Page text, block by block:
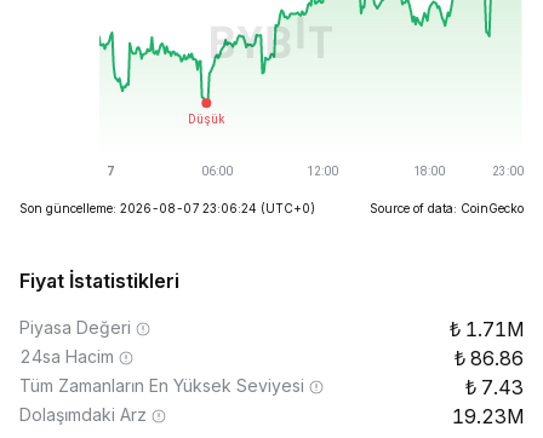
Son güncelleme: 2026-08-07 23:06:24 (UTC+0) Source of data: CoinGecko
Fiyat İstatistikleri
Piyasa Değeri 1.71M
24sa Hacim 86.86
Tüm Zamanların En Yüksek Seviyesi 7.43
Dolaşımdaki Arz 19.23M